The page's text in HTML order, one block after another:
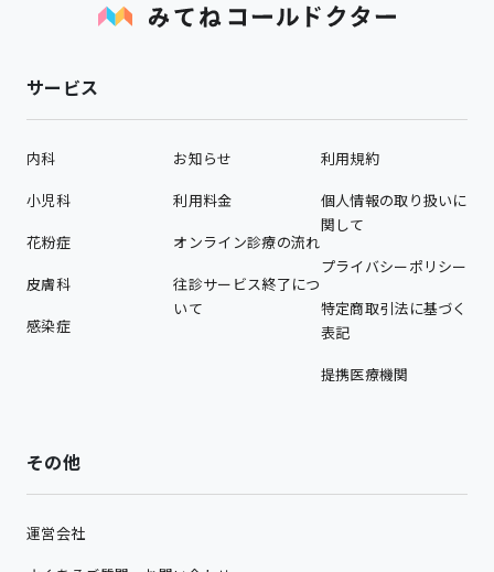
サービス
内科
小児科
花粉症
皮膚科
感染症
お知らせ
利用料金
オンライン診療の流れ
往診サービス終了につ
いて
利用規約
個人情報の取り扱いに
関して
プライバシーポリシー
特定商取引法に基づく
表記
提携医療機関
その他
運営会社